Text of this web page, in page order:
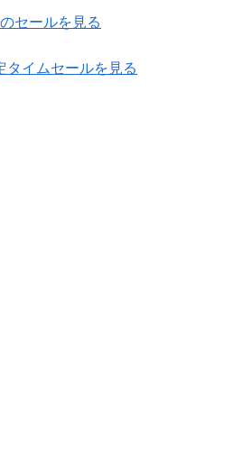
セールを見る
タイムセールを見る